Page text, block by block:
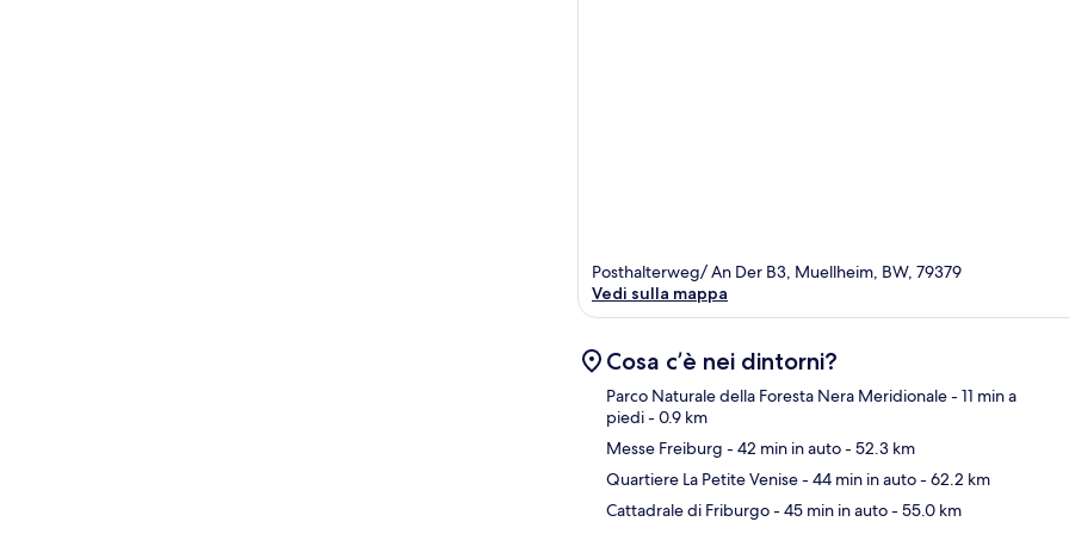
Posthalterweg/ An Der B3, Muellheim, BW, 79379
Vedi sulla mappa
Cosa c’è nei dintorni?
Parco Naturale della Foresta Nera Meridionale- 11 min a
piedi- 0.9 km
Messe Freiburg - 42 min in auto- 52.3 km
Quartiere La Petite Venise- 44 min in auto- 62.2 km
Cattadrale di Friburgo- 45 min in auto- 55.0 km